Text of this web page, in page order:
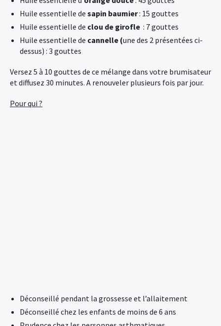
Huile essentielle de sapin baumier: 15 gouttes
Huile essentielle de clou de girofle : 7 gouttes
Huile essentielle de cannelle (une des 2 présentées ci-
dessus) : 3 gouttes
Versez 5 à 10 gouttes de ce mélange dans votre brumisateur
et diffusez 30 minutes. A renouveler plusieurs fois par jour.
Pour qui ?
Déconseillé pendant la grossesse et l’allaitement
Déconseillé chez les enfants de moins de 6 ans